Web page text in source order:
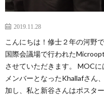
2019.11.28
こんにちは！修士２年の河野
国際会議場で行われた
させていただきます。 MOC
メンバーとなったKhallafさん
加し、私と新谷さんはポスタ